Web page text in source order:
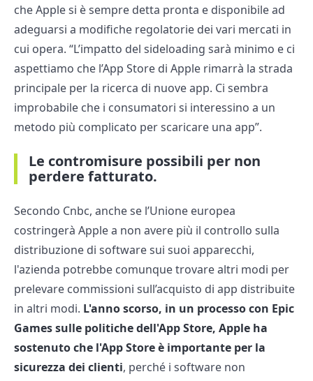
che Apple si è sempre detta pronta e disponibile ad
adeguarsi a modifiche regolatorie dei vari mercati in
cui opera. “L’impatto del sideloading sarà minimo e ci
aspettiamo che l’App Store di Apple rimarrà la strada
principale per la ricerca di nuove app. Ci sembra
improbabile che i consumatori si interessino a un
metodo più complicato per scaricare una app”.
Le contromisure possibili per non
perdere fatturato.
Secondo Cnbc, anche se l’Unione europea
costringerà Apple a non avere più il controllo sulla
distribuzione di software sui suoi apparecchi,
l'azienda potrebbe comunque trovare altri modi per
prelevare commissioni sull’acquisto di app distribuite
in altri modi. L'anno scorso, in un processo con Epic
Games sulle politiche dell'App Store, Apple ha
sostenuto che l'App Store è importante per la
sicurezza dei clienti, perché i software non